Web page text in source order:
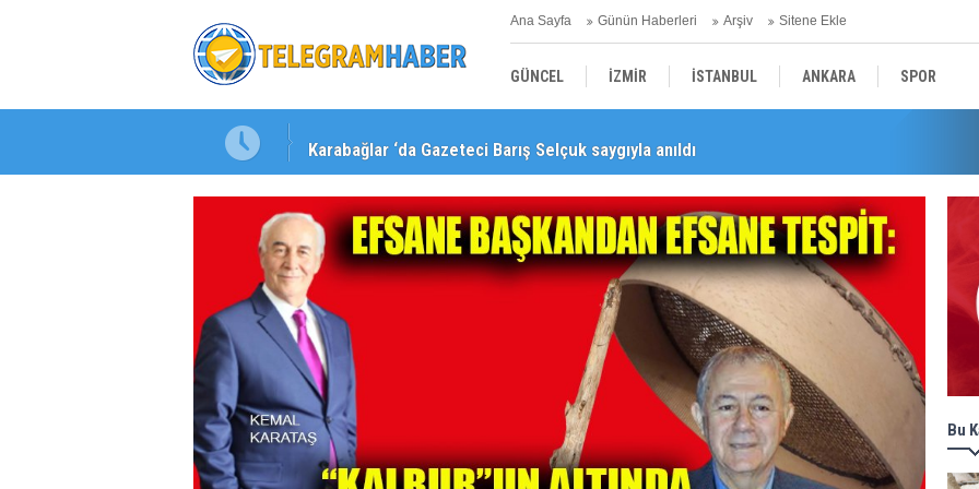
Ana Sayfa Günün Haberleri Arşiv Sitene Ekle
GÜNCEL İZMİR İSTANBUL ANKARA SPOR
YEREL SAĞLIK
Karabağlar ‘da Gazeteci Barış Selçuk saygıyla anıldı
Bu